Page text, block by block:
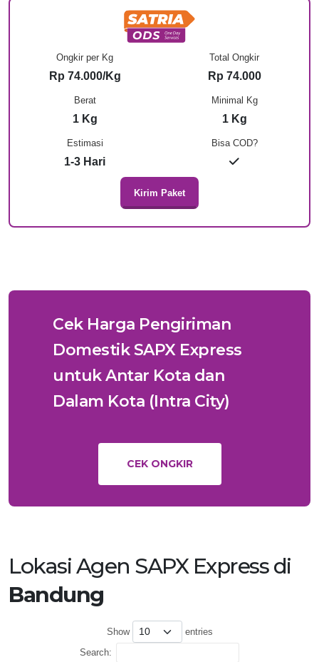
Bisa COD?
Ongkir per Kg
Rp 74.000/Kg
Total Ongkir
Rp 74.000
Berat
1 Kg
Minimal Kg
1 Kg
Estimasi
1-3 Hari
Kirim Paket
Cek Harga Pengiriman
Domestik SAPX Express
untuk Antar Kota dan
Dalam Kota (Intra City)
CEK ONGKIR
Lokasi Agen SAPX Express di
Bandung
Show
entries
Search: